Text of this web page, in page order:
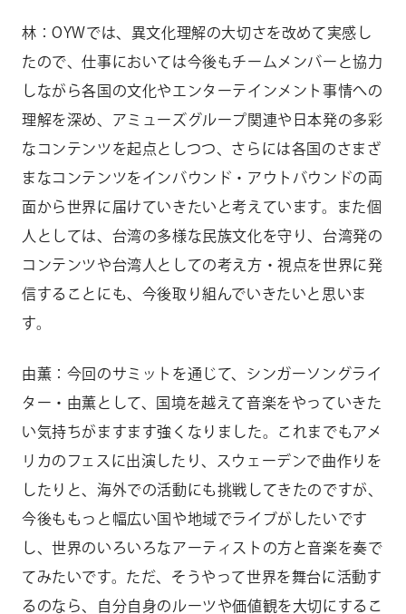
林：OYWでは、異文化理解の大切さを改めて実感し
たので、仕事においては今後もチームメンバーと協力
しながら各国の文化やエンターテインメント事情への
理解を深め、アミューズグループ関連や日本発の多彩
なコンテンツを起点としつつ、さらには各国のさまざ
まなコンテンツをインバウンド・アウトバウンドの両
面から世界に届けていきたいと考えています。また個
人としては、台湾の多様な民族文化を守り、台湾発の
コンテンツや台湾人としての考え方・視点を世界に発
信することにも、今後取り組んでいきたいと思いま
す。
由薫：今回のサミットを通じて、シンガーソングライ
ター・由薫として、国境を越えて音楽をやっていきた
い気持ちがますます強くなりました。これまでもアメ
リカのフェスに出演したり、スウェーデンで曲作りを
したりと、海外での活動にも挑戦してきたのですが、
今後ももっと幅広い国や地域でライブがしたいです
し、世界のいろいろなアーティストの方と音楽を奏で
てみたいです。ただ、そうやって世界を舞台に活動す
るのなら、自分自身のルーツや価値観を大切にするこ